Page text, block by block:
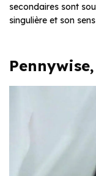
secondaires sont
singulière et son